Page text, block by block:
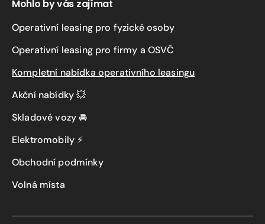
Mohlo by vás zajímat
Operativní leasing pro fyzické osoby
Operativní leasing pro firmy a OSVČ
Kompletní nabídka operativního leasingu
Akční nabídky 💥
Skladové vozy 🚘
Elektromobily ⚡
Obchodní podmínky
Volná místa